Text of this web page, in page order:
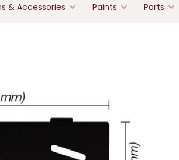
& Accessories Paints Parts